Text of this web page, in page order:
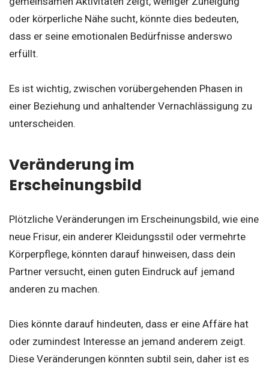
oder körperliche Nähe sucht, könnte dies bedeuten,
dass er seine emotionalen Bedürfnisse anderswo
erfüllt.
Es ist wichtig, zwischen vorübergehenden Phasen in
einer Beziehung und anhaltender Vernachlässigung zu
unterscheiden.
Veränderung im
Erscheinungsbild
Plötzliche Veränderungen im Erscheinungsbild, wie eine
neue Frisur, ein anderer Kleidungsstil oder vermehrte
Körperpflege, könnten darauf hinweisen, dass dein
Partner versucht, einen guten Eindruck auf jemand
anderen zu machen.
Dies könnte darauf hindeuten, dass er eine Affäre hat
oder zumindest Interesse an jemand anderem zeigt.
Diese Veränderungen könnten subtil sein, daher ist es